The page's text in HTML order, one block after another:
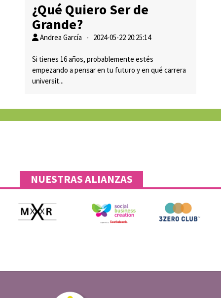
¿Qué Quiero Ser de
Grande?
Andrea García - 2024-05-22 20:25:14
Si tienes 16 años, probablemente estés
empezando a pensar en tu futuro y en qué carrera
universit...
NUESTRAS ALIANZAS